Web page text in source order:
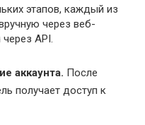
этапов, каждый из
через веб-
API.
аккаунта. После
получает доступ к